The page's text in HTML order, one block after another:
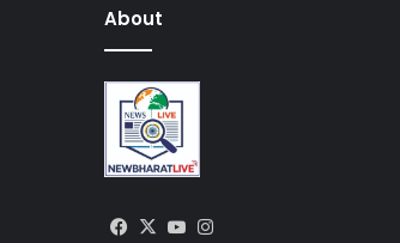
About
Facebook
X YouTube